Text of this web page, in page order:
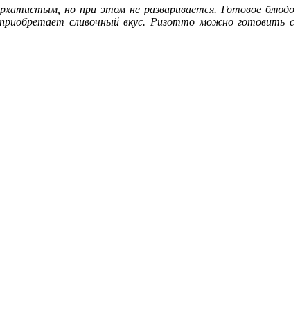
но при этом не разваривается. Готовое блюдо
сливочный вкус. Ризотто можно готовить с